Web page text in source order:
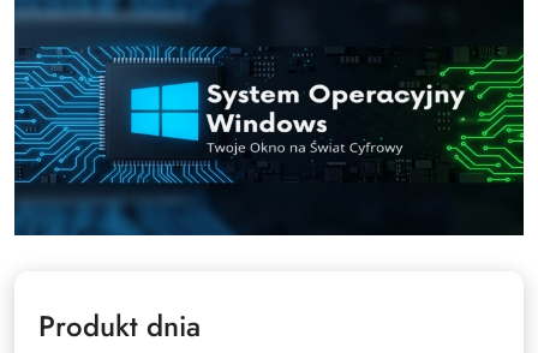
Produkt dnia